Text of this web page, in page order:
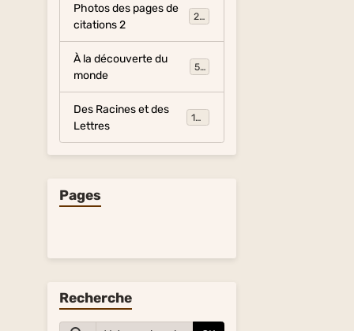
Photos des pages de
citations 2
281
À la découverte du
monde
54
Des Racines et des
Lettres
134
Pages
Recherche